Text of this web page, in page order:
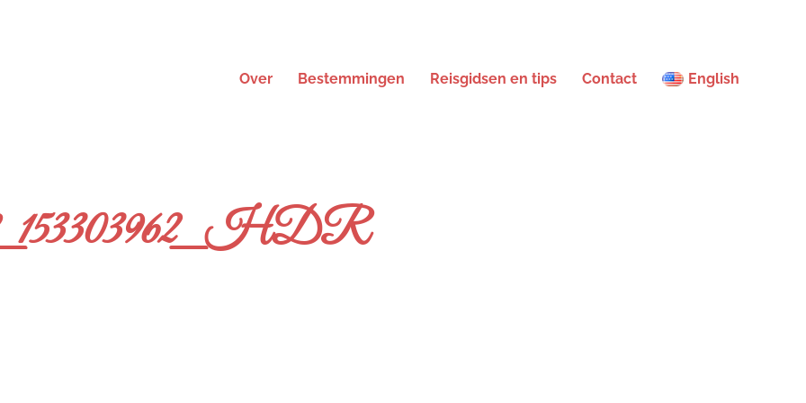
Over Bestemmingen Reisgidsen en tips Contact English